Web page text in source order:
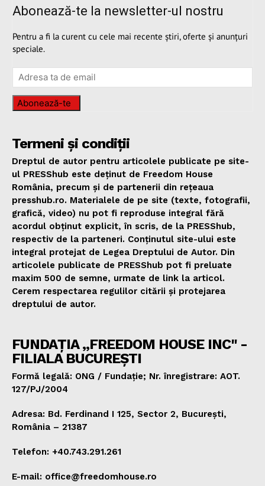
Abonează-te la newsletter-ul nostru
Pentru a fi la curent cu cele mai recente știri, oferte și anunțuri
speciale.
Abonează-te
Termeni și condiții
Dreptul de autor pentru articolele publicate pe site-
ul PRESShub este deținut de Freedom House
România, precum și de partenerii din rețeaua
presshub.ro. Materialele de pe site (texte, fotografii,
grafică, video) nu pot fi reproduse integral fără
acordul obținut explicit, în scris, de la PRESShub,
respectiv de la parteneri. Conținutul site-ului este
integral protejat de Legea Dreptului de Autor. Din
articolele publicate de PRESShub pot fi preluate
maxim 500 de semne, urmate de link la articol.
Cerem respectarea regulilor citării și protejarea
dreptului de autor.
FUNDAȚIA „FREEDOM HOUSE INC" -
FILIALA BUCUREȘTI
Formă legală: ONG / Fundație; Nr. înregistrare: AOT.
127/PJ/2004
Adresa: Bd. Ferdinand I 125, Sector 2, București,
România – 21387
Telefon: +40.743.291.261
E-mail: office@freedomhouse.ro